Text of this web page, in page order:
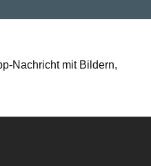
Nachricht mit Bildern,